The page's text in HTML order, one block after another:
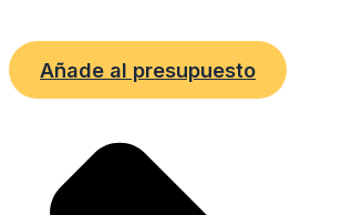
Añade al presupuesto